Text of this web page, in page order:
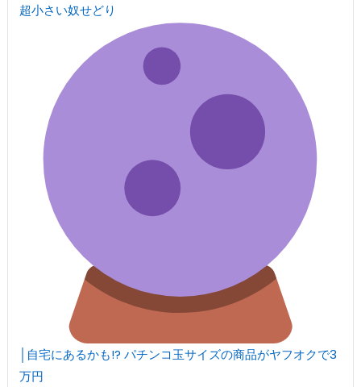
超小さい奴せどり
│自宅にあるかも!? パチンコ玉サイズの商品がヤフオクで3
万円